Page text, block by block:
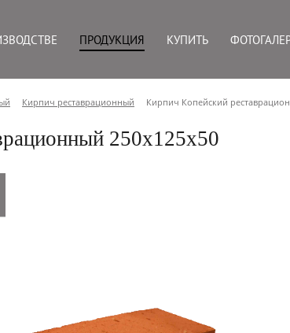
ПРОДУКЦИЯ КУПИТЬ
Кирпич реставрационный Кирпич Копейский
250x125x50